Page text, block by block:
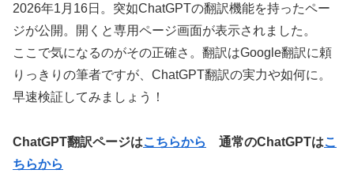
2026年1月16日。突如ChatGPTの翻訳機能を持ったペー
ジが公開。開くと専用ページ画面が表示されました。
ここで気になるのがその正確さ。翻訳はGoogle翻訳に頼
りっきりの筆者ですが、ChatGPT翻訳の実力や如何に。
早速検証してみましょう！
ChatGPT翻訳ページはこちらから 通常のChatGPTはこ
ちらから